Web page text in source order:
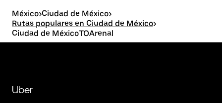
México>Ciudad de México>
Rutas populares en Ciudad de México>
Ciudad de MéxicoTOArenal
Uber